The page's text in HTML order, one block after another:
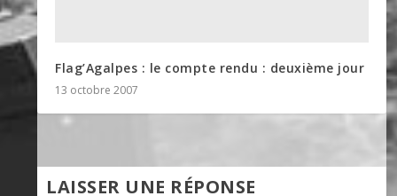
Flag’Agalpes : le compte rendu : deuxième jour
13 octobre 2007
LAISSER UNE RÉPONSE